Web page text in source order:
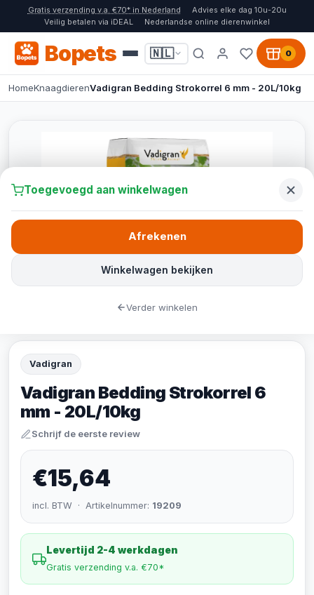
Gratis verzending v.a. €70* in Nederland
Advies elke dag 10u-20u
Veilig betalen via iDEAL
Nederlandse online dierenwinkel
Bopets 🇳🇱 0
HomeKnaagdierenVadigran Bedding Strokorrel 6 mm - 20L/10kg
Vadigran
Vadigran Bedding Strokorrel 6
mm - 20L/10kg
Schrijf de eerste review
€15,64
incl. BTW · Artikelnummer: 19209
Levertijd 2-4 werkdagen
Gratis verzending v.a. €70*
Toegevoegd aan winkelwagen
Winkelwagen bekijken
Afrekenen
Verder winkelen